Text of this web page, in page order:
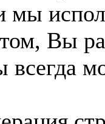
мы
Вы
всегда